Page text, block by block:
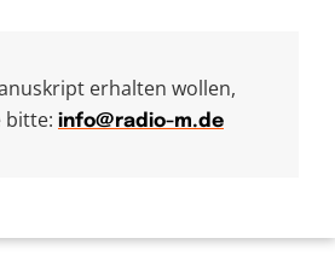
erhalten wollen,
bitte: info@radio-m.de